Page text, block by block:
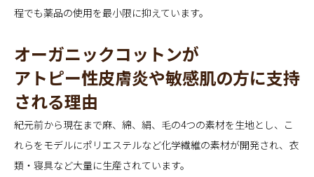
程でも薬品の使用を最小限に抑えています。
オーガニックコットンが
アトピー性皮膚炎や敏感肌の方に支持
される理由
紀元前から現在まで麻、綿、絹、毛の4つの素材を生地とし、こ
れらをモデルにポリエステルなど化学繊維の素材が開発され、衣
類・寝具など大量に生産されています。